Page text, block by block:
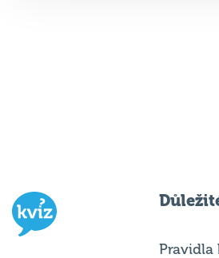
Pravidla